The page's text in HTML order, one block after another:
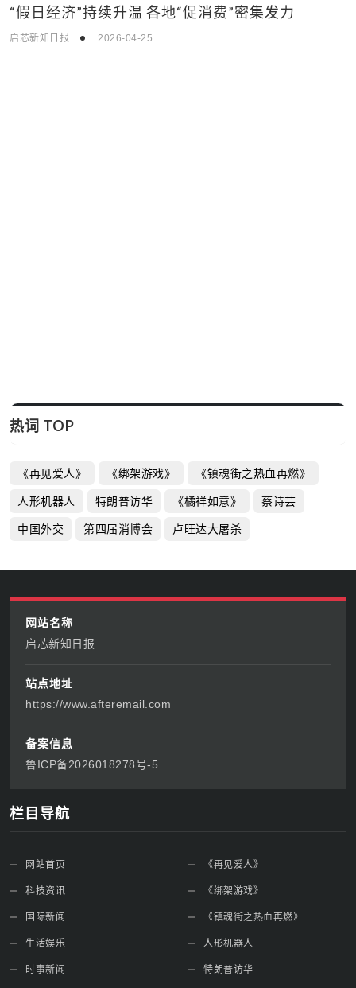
国际新闻
“假日经济”持续升温 各地“促消费”密集发力
启芯新知日报 2026-04-25
热词 TOP
《再见爱人》 《绑架游戏》 《镇魂街之热血再燃》
人形机器人 特朗普访华 《橘祥如意》 蔡诗芸
中国外交 第四届消博会 卢旺达大屠杀
网站名称
启芯新知日报
站点地址
https://www.afteremail.com
备案信息
鲁ICP备2026018278号-5
栏目导航
网站首页
科技资讯
国际新闻
生活娱乐
时事新闻
《再见爱人》
《绑架游戏》
《镇魂街之热血再燃》
人形机器人
特朗普访华